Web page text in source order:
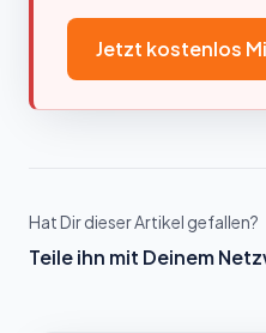
Jetzt kostenlos
Hat Dir dieser Artikel gefallen?
Teile ihn mit Deinem